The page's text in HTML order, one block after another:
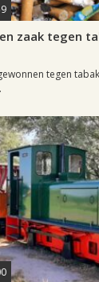
zaak tegen
tegen